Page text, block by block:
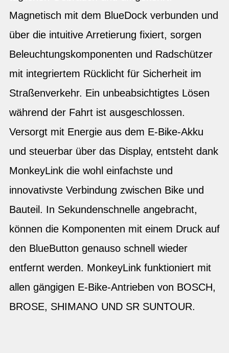
Magnetisch mit dem BlueDock verbunden und
über die intuitive Arretierung fixiert, sorgen
Beleuchtungskomponenten und Radschützer
mit integriertem Rücklicht für Sicherheit im
Straßenverkehr. Ein unbeabsichtigtes Lösen
während der Fahrt ist ausgeschlossen.
Versorgt mit Energie aus dem E-Bike-Akku
und steuerbar über das Display, entsteht dank
MonkeyLink die wohl einfachste und
innovativste Verbindung zwischen Bike und
Bauteil. In Sekundenschnelle angebracht,
können die Komponenten mit einem Druck auf
den BlueButton genauso schnell wieder
entfernt werden. MonkeyLink funktioniert mit
allen gängigen E-Bike-Antrieben von BOSCH,
BROSE, SHIMANO UND SR SUNTOUR.